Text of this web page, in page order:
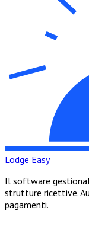
Lodge Easy
Il software
strutture ricettive.
pagamenti.